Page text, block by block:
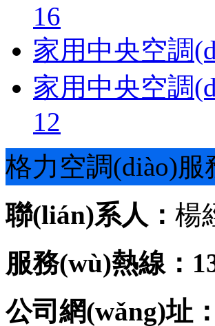
16
家用中央空調
家用中央空調
12
格力空調(diào)服
聯(lián)系人： 楊
服務(wù)熱線：
公司網(wǎng)址：